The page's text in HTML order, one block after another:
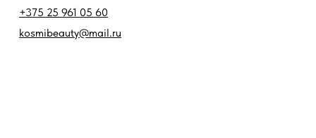
+375 25 961 05 60
kosmibeauty@mail.ru